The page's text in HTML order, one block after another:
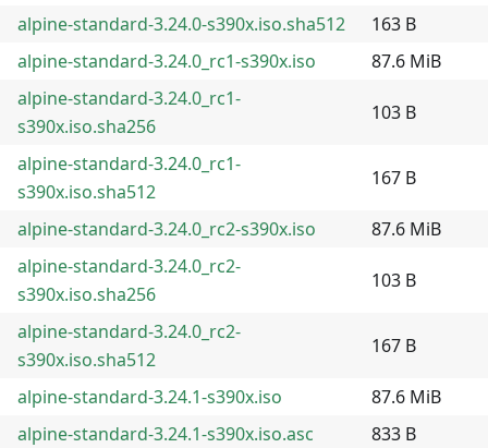
alpine-standard-3.24.0-s390x.iso.sha512
163 B
alpine-standard-3.24.0_rc1-s390x.iso
87.6 MiB
alpine-standard-3.24.0_rc1-
s390x.iso.sha256
103 B
alpine-standard-3.24.0_rc1-
s390x.iso.sha512
167 B
alpine-standard-3.24.0_rc2-s390x.iso
87.6 MiB
alpine-standard-3.24.0_rc2-
s390x.iso.sha256
103 B
alpine-standard-3.24.0_rc2-
s390x.iso.sha512
167 B
alpine-standard-3.24.1-s390x.iso
87.6 MiB
alpine-standard-3.24.1-s390x.iso.asc
833 B